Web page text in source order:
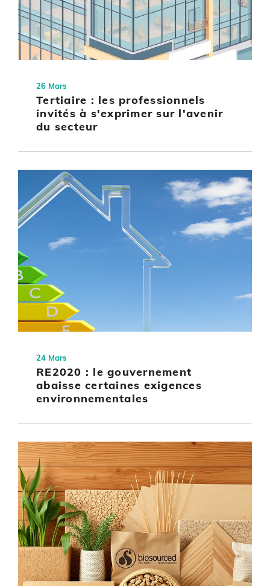
26 Mars
Tertiaire : les professionnels
invités à s'exprimer sur l'avenir
du secteur
24 Mars
RE2020 : le gouvernement
abaisse certaines exigences
environnementales